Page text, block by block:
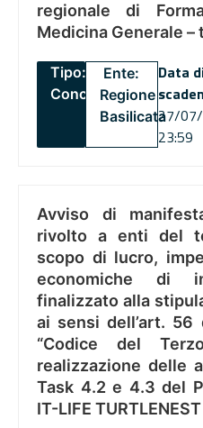
regionale di
Medicina Generale
Tipo:
Concorsi
Ente:
Regione
Basilicata
Data
27/
23:59
Avviso di
rivolto a enti del
scopo di lucro,
economiche di
finalizzato alla
ai sensi dell’art. 56
“Codice del
realizzazione delle
Task 4.2 e 4.3 del
IT-LIFE